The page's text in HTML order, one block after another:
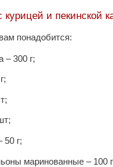
и пекинской
понадобится:
– 300 г;
50 г;
маринованные – 100